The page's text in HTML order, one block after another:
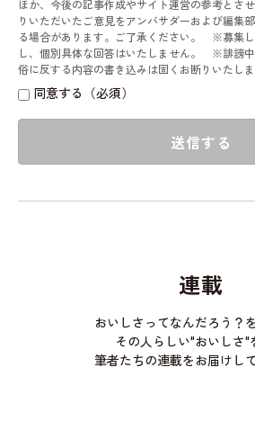
ほか、今後の記事作成やサイト運営の参考と
りいただいたご意見をアンバサダーおよび編集
る場合があります。ご了承ください。 ※募集
し、個別具体な回答はいたしません。 ※誹謗
俗に反する内容の書き込みは固くお断りいたしま
同意する（必須）
送信する
連載
おいしさってなんだろう？
その人らしい"おいしさ"
筆者たちの連載をお届けし